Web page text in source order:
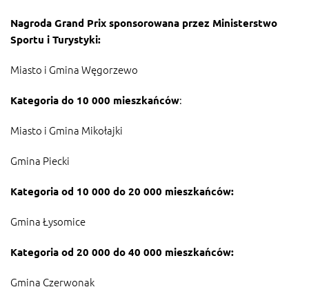
Nagroda Grand Prix sponsorowana przez Ministerstwo
Sportu i Turystyki:
Miasto i Gmina Węgorzewo
Kategoria do 10 000 mieszkańców:
Miasto i Gmina Mikołajki
Gmina Piecki
Kategoria od 10 000 do 20 000 mieszkańców:
Gmina Łysomice
Kategoria od 20 000 do 40 000 mieszkańców:
Gmina Czerwonak